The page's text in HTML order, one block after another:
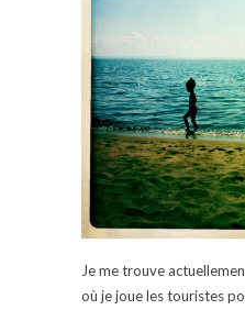
Je me trouve
où je joue les touristes